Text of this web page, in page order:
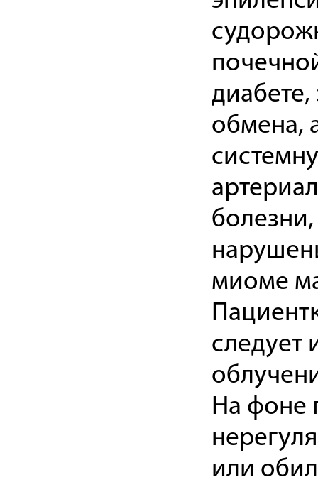
обмена,
миоме
следует
На фоне
или